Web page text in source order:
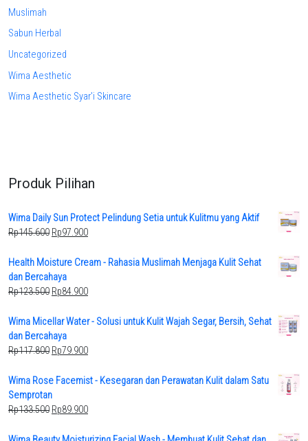
Muslimah
Sabun Herbal
Uncategorized
Wima Aesthetic
Wima Aesthetic Syar'i Skincare
Produk Pilihan
Wima Daily Sun Protect Pelindung Setia untuk Kulitmu yang Aktif
Rp145.600 Original
was:
Rp145.600.
Rp97.900Current
is:
Health Moisture Cream - Rahasia Muslimah Menjaga Kulit Sehat
dan Bercahaya
Rp123.500 Original
was:
Rp123.500.
Rp84.900Current
is:
Wima Micellar Water - Solusi untuk Kulit Wajah Segar, Bersih, Sehat
dan Bercahaya
Rp117.800 Original
was:
Rp117.800.
Rp79.900Current
is:
Wima Rose Facemist - Kesegaran dan Perawatan Kulit dalam Satu
Semprotan
Rp133.500 Original
was:
Rp89.900Current
is: